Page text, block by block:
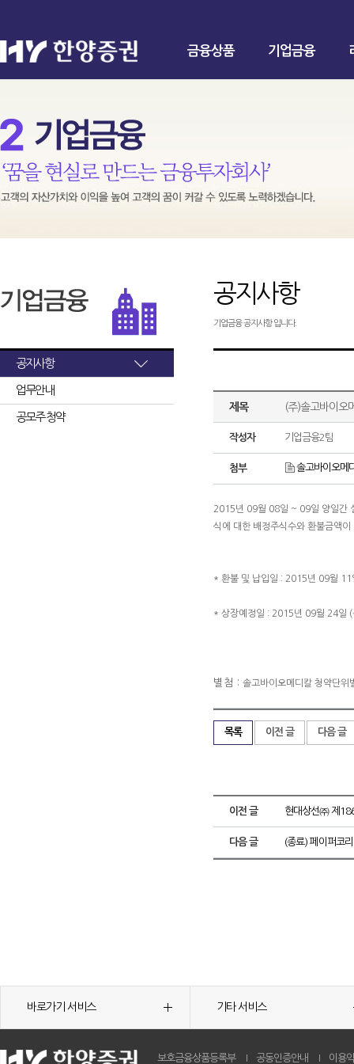
금융상품 기업금융
공지사항
업무안내
공모주 청약
공지사항
기업금융 공지사항 입니다.
제목 (주)솔고바이오
작성자 기업금융2팀
첨부 솔고바이오메
2015년 09월 08일 ~ 09일 양일간
식에 대한 배정주식수와 환불금액
* 환불 및 납입일 : 2015년 09월 11
* 상장예정일 : 2015년 09월 24일 (
별첨 : 솔고바이오메디칼 청약단위
목록 이전 글 다음 글
이전 글 현대상선㈜ 제
다음 글 (종료) 페이퍼코
바로가기 서비스 기타 서비스
보호금융상품등록부 공동인증안내 이용